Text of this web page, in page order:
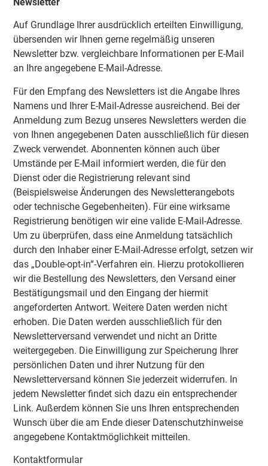
Auf Grundlage Ihrer ausdrücklich erteilten Einwilligung,
übersenden wir Ihnen gerne regelmäßig unseren
Newsletter bzw. vergleichbare Informationen per E-Mail
an Ihre angegebene E-Mail-Adresse.
Für den Empfang des Newsletters ist die Angabe Ihres
Namens und Ihrer E-Mail-Adresse ausreichend. Bei der
Anmeldung zum Bezug unseres Newsletters werden die
von Ihnen angegebenen Daten ausschließlich für diesen
Zweck verwendet. Abonnenten können auch über
Umstände per E-Mail informiert werden, die für den
Dienst oder die Registrierung relevant sind
(Beispielsweise Änderungen des Newsletterangebots
oder technische Gegebenheiten). Für eine wirksame
Registrierung benötigen wir eine valide E-Mail-Adresse.
Um zu überprüfen, dass eine Anmeldung tatsächlich
durch den Inhaber einer E-Mail-Adresse erfolgt, setzen wir
das „Double-opt-in“-Verfahren ein. Hierzu protokollieren
wir die Bestellung des Newsletters, den Versand einer
Bestätigungsmail und den Eingang der hiermit
angeforderten Antwort. Weitere Daten werden nicht
erhoben. Die Daten werden ausschließlich für den
Newsletterversand verwendet und nicht an Dritte
weitergegeben. Die Einwilligung zur Speicherung Ihrer
persönlichen Daten und ihrer Nutzung für den
Newsletterversand können Sie jederzeit widerrufen. In
jedem Newsletter findet sich dazu ein entsprechender
Link. Außerdem können Sie uns Ihren entsprechenden
Wunsch über die am Ende dieser Datenschutzhinweise
angegebene Kontaktmöglichkeit mitteilen.
Kontaktformular